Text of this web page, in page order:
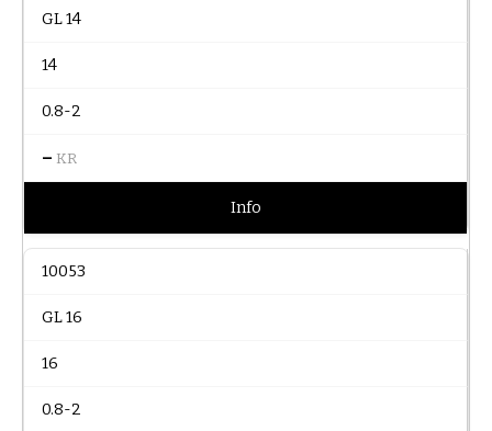
GL 14
14
0.8-2
– KR
Info
10053
GL 16
16
0.8-2